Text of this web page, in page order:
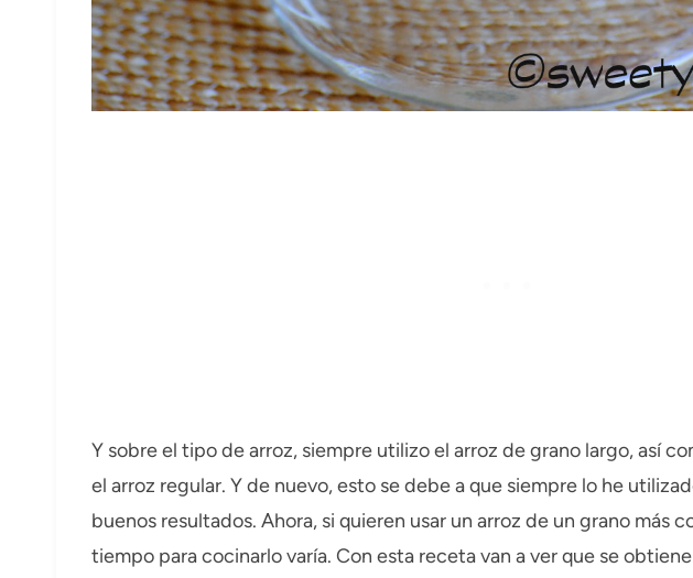
Y sobre el tipo de arroz, siempre utilizo el arroz de grano largo, así
el arroz regular. Y de nuevo, esto se debe a que siempre lo he
buenos resultados. Ahora, si quieren usar un arroz de un grano más
tiempo para cocinarlo varía. Con esta receta van a ver que se